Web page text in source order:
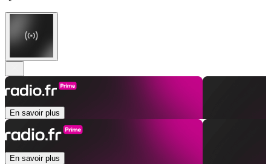
En savoir plus
En savoir plus